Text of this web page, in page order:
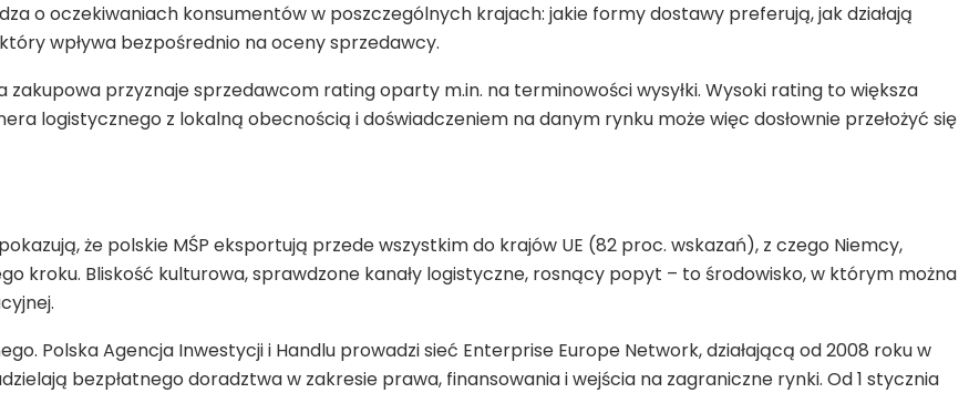
o oczekiwaniach konsumentów w poszczególnych krajach: jakie formy dostawy preferują, jak działają
wpływa bezpośrednio na oceny sprzedawcy.
przyznaje sprzedawcom rating oparty m.in. na terminowości wysyłki. Wysoki rating to większa
logistycznego z lokalną obecnością i doświadczeniem na danym rynku może więc dosłownie przełożyć się
że polskie MŚP eksportują przede wszystkim do krajów UE (82 proc. wskazań), z czego Niemcy,
kroku. Bliskość kulturowa, sprawdzone kanały logistyczne, rosnący popyt – to środowisko, w którym można
Polska Agencja Inwestycji i Handlu prowadzi sieć Enterprise Europe Network, działającą od 2008 roku w
bezpłatnego doradztwa w zakresie prawa, finansowania i wejścia na zagraniczne rynki. Od 1 stycznia